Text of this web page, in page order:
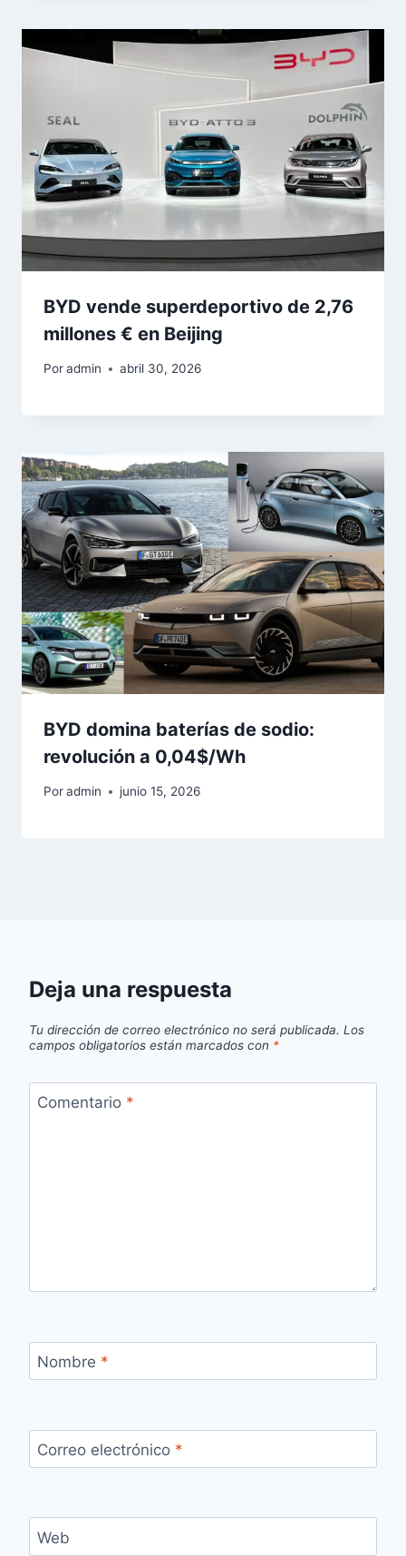
BYD vende superdeportivo de 2,76
millones € en Beijing
Poradmin abril 30, 2026
BYD domina baterías de sodio:
revolución a 0,04$/Wh
Poradmin junio 15, 2026
Deja una respuesta
Tu dirección de correo electrónico no será publicada. Los
campos obligatorios están marcados con *
Comentario *
Nombre *
Correo electrónico *
Web